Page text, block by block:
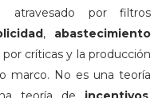
atravesado por filtros
, abastecimiento
por críticas y la producción
marco. No es una teoría